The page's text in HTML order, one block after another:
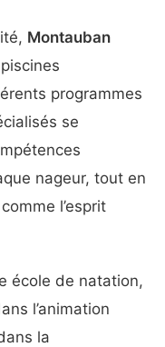
Montauban
programmes
se
nageur, tout en
l’esprit
école de natation,
l’animation
la